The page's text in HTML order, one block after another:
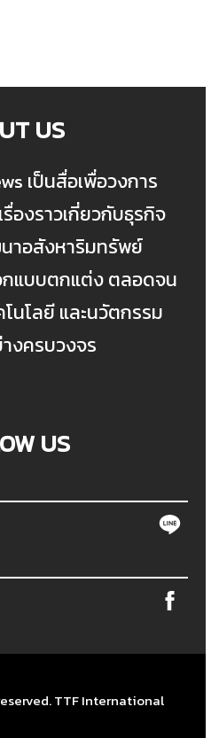
US
เป็นสื่อเพื่อวงการ
องราวเกี่ยวกับธุรกิจ
าอสังหาริมทรัพย์
แบบตกแต่ง ตลอดจน
นโลยี และนวัตกรรม
งครบวงจร
US
TTF International